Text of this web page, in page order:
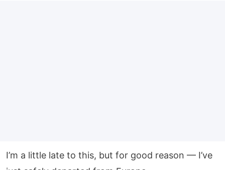
I’m a little late to this, but for good reason — I’ve